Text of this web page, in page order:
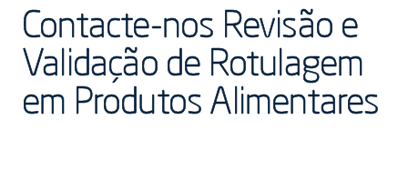
Contacte-nos Revisão e
Validação de Rotulagem
em Produtos Alimentares